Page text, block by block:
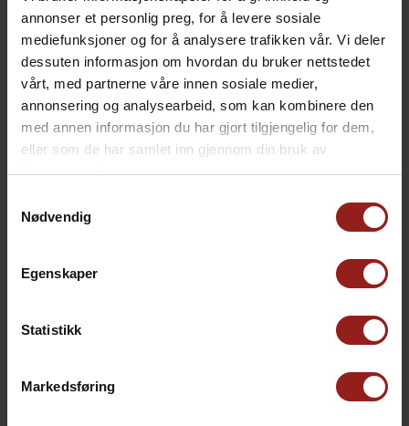
annonser et personlig preg, for å levere sosiale
mediefunksjoner og for å analysere trafikken vår. Vi deler
dessuten informasjon om hvordan du bruker nettstedet
vårt, med partnerne våre innen sosiale medier,
annonsering og analysearbeid, som kan kombinere den
med annen informasjon du har gjort tilgjengelig for dem,
eller som de har samlet inn gjennom din bruk av
tjenestene deres.
Nødvendig
Egenskaper
Statistikk
Markedsføring
Julekort C+kr 15,00